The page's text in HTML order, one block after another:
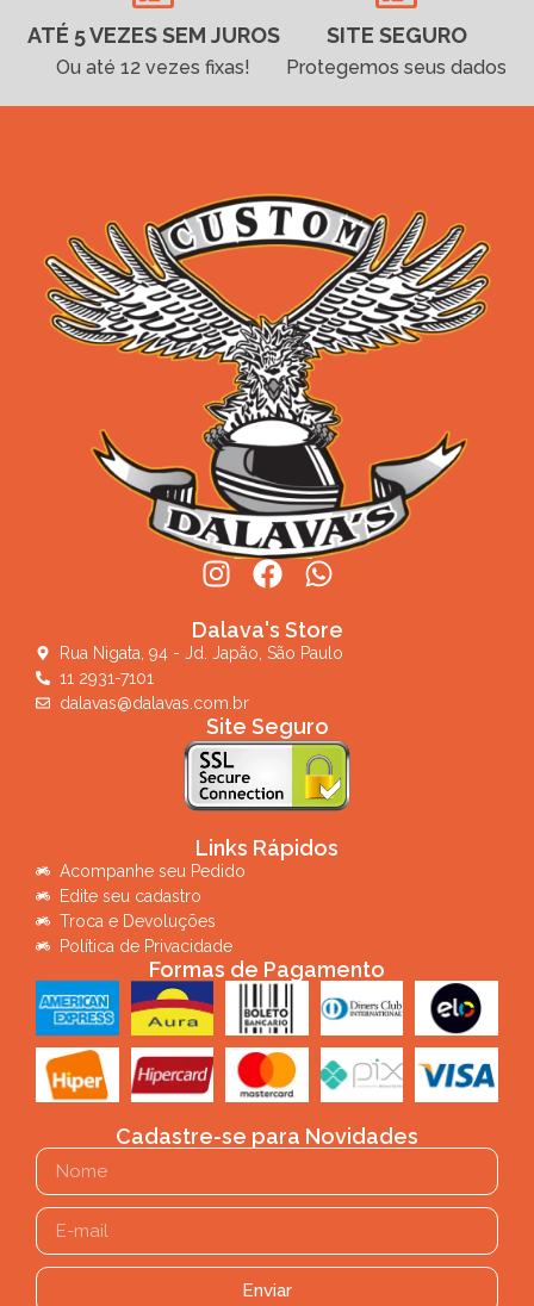
ATÉ 5 VEZES SEM JUROS
Ou até 12 vezes fixas!
SITE SEGURO
Protegemos seus dados
Dalava's Store
Rua Nigata, 94 - Jd. Japão, São Paulo
11 2931-7101
dalavas@dalavas.com.br
Site Seguro
Links Rápidos
Acompanhe seu Pedido
Edite seu cadastro
Troca e Devoluções
Política de Privacidade
Formas de Pagamento
Cadastre-se para Novidades
Enviar